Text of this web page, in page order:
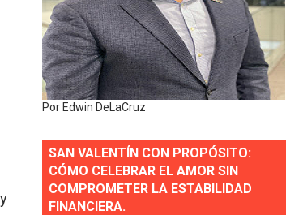
horas después
Domingo Norte
acogerse a normas éticas y ser garante
Por Edwin DeLaCruz
SAN VALENTÍN CON PROPÓSITO:
CÓMO CELEBRAR EL AMOR SIN
COMPROMETER LA ESTABILIDAD
FINANCIERA.